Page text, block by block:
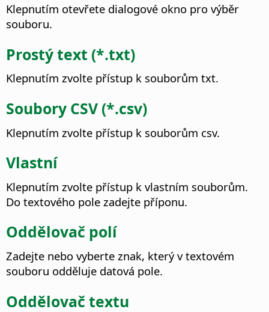
Klepnutím otevřete dialogové okno pro výběr
souboru.
Prostý text (*.txt)
Klepnutím zvolte přístup k souborům txt.
Soubory CSV (*.csv)
Klepnutím zvolte přístup k souborům csv.
Vlastní
Klepnutím zvolte přístup k vlastním souborům.
Do textového pole zadejte příponu.
Oddělovač polí
Zadejte nebo vyberte znak, který v textovém
souboru odděluje datová pole.
Oddělovač textu